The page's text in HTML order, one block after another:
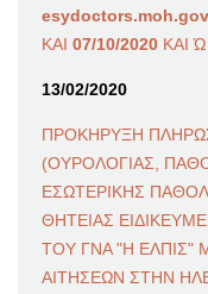
ΚΑΙ 07/10/2020 ΚΑΙ
13/02/2020
ΠΡΟΚΗΡΥΞΗ
(ΟΥΡΟΛΟΓΙΑΣ,
ΕΣΩΤΕΡΙΚΗΣ
ΘΗΤΕΙΑΣ
ΤΟΥ ΓΝΑ "Η
ΑΙΤΗΣΕΩΝ ΣΤΗΝ